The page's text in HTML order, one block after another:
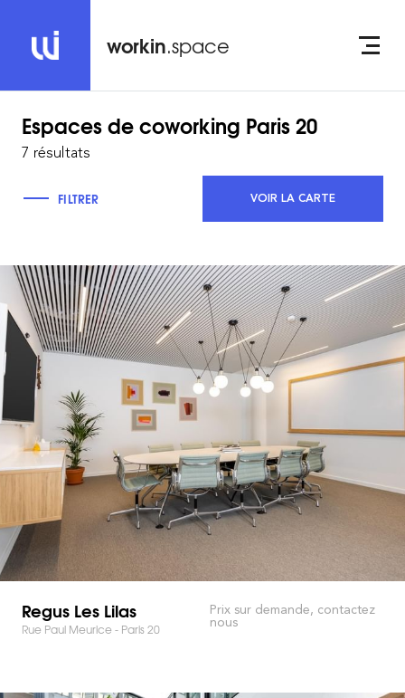
workin.space
Espaces de coworking Paris 20
7 résultats
FILTRER VOIR LA CARTE
Regus Les Lilas
Rue Paul Meurice - Paris 20
Prix sur demande, contactez
nous